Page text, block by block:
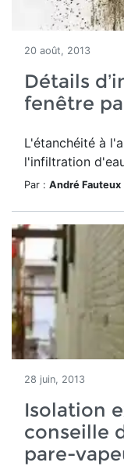
20 août, 2013
Détails
fenêtre
L'étanchéité à
l'infiltration
Par : André Fauteux
28 juin, 2013
Isolation
conseille
pare-